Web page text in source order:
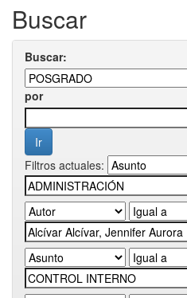
Buscar
Buscar:
por
Filtros actuales: